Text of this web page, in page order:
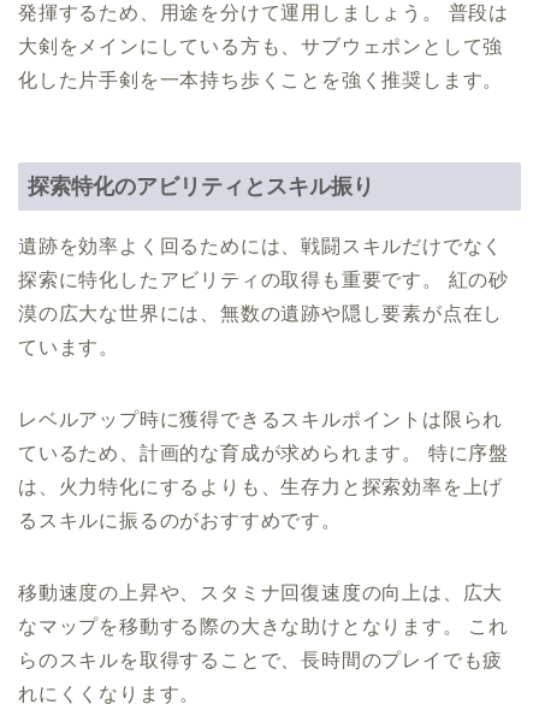
発揮するため、用途を分けて運用しましょう。 普段は
大剣をメインにしている方も、サブウェポンとして強
化した片手剣を一本持ち歩くことを強く推奨します。
探索特化のアビリティとスキル振り
遺跡を効率よく回るためには、戦闘スキルだけでなく
探索に特化したアビリティの取得も重要です。 紅の砂
漠の広大な世界には、無数の遺跡や隠し要素が点在し
ています。
レベルアップ時に獲得できるスキルポイントは限られ
ているため、計画的な育成が求められます。 特に序盤
は、火力特化にするよりも、生存力と探索効率を上げ
るスキルに振るのがおすすめです。
移動速度の上昇や、スタミナ回復速度の向上は、広大
なマップを移動する際の大きな助けとなります。 これ
らのスキルを取得することで、長時間のプレイでも疲
れにくくなります。